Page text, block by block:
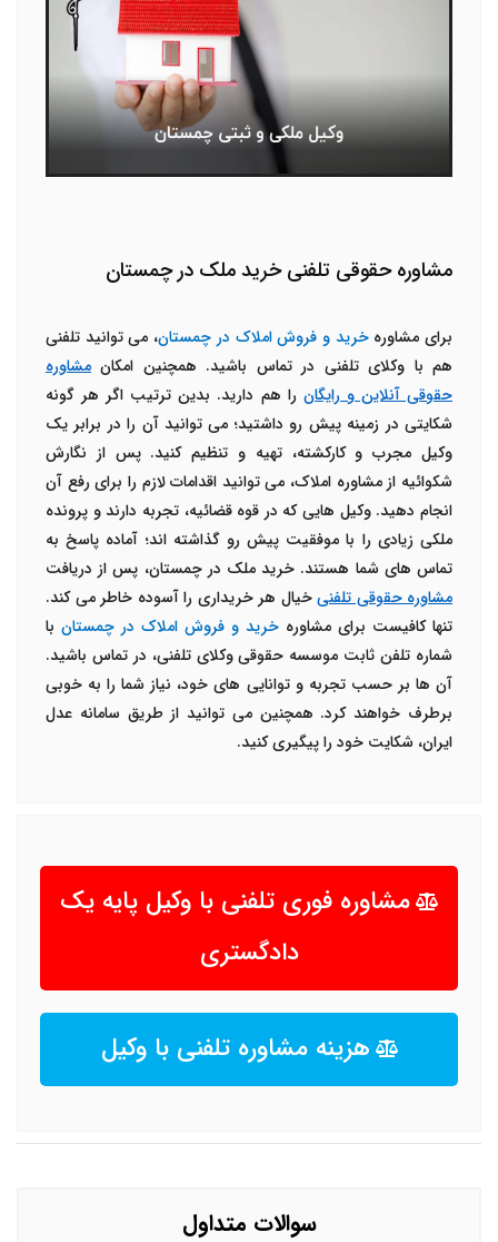
مشاوره حقوقی تلفنی خرید ملک در چمستان
برای مشاورهخرید و فروش املاک در چمستان، می توانید تلفنی
هم با وکلای تلفنی در تماس باشید. همچنین امکان مشاوره
حقوقی آنلاین و رایگان را هم دارید. بدین ترتیب اگر هر گونه
شکایتی در زمینه پیش رو داشتید؛ می توانید آن را در برابر یک
وکیل مجرب و کارکشته، تهیه و تنظیم کنید. پس از نگارش
شکوائیه از مشاوره املاک، می توانید اقدامات لازم را برای رفع آن
انجام دهید. وکیل هایی که در قوه قضائیه، تجربه دارند و پرونده
ملکی زیادی را با موفقیت پیش رو گذاشته اند؛ آماده پاسخ به
تماس های شما هستند. خرید ملک در چمستان، پس از دریافت
مشاوره حقوقی تلفنیخیال هر خریداری را آسوده خاطر می کند.
تنها کافیست برای مشاوره خرید و فروش املاک در چمستان با
شماره تلفن ثابت موسسه حقوقی وکلای تلفنی، در تماس باشید.
آن ها بر حسب تجربه و توانایی های خود، نیاز شما را به خوبی
برطرف خواهند کرد. همچنین می توانید از طریق سامانه عدل
ایران، شکایت خود را پیگیری کنید.
مشاوره فوری تلفنی با وکیل پایه یک
دادگستری
هزینه مشاوره تلفنی با وکیل
سوالات متداول